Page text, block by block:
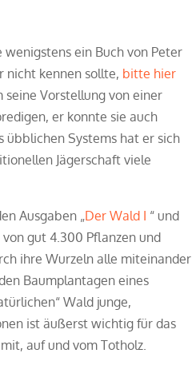
ein Buch von Peter
nicht kennen sollte, bitte hier
seine Vorstellung von einer
er konnte sie auch
übblichen Systems hat er sich
Jägerschaft viele
Ausgaben „Der Wald I “ und
gut 4.300 Pflanzen und
ihre Wurzeln alle miteinander
Baumplantagen eines
Wald junge,
ist äußerst wichtig für das
auf und vom Totholz.